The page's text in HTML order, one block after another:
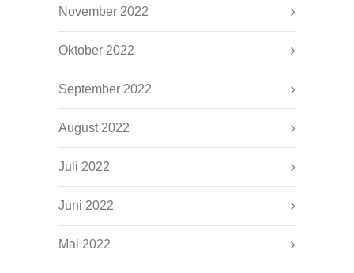
November 2022
Oktober 2022
September 2022
August 2022
Juli 2022
Juni 2022
Mai 2022